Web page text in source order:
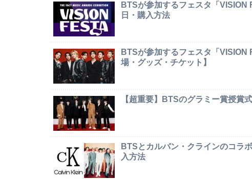
BTSが参加するフェスタ「
日・購入方法
BTSが参加するフェスタ「
場・グッズ・チケット】
【超重要】BTSのグラミー賞授賞
BTSとカルバン・クラインのコラ
入方法